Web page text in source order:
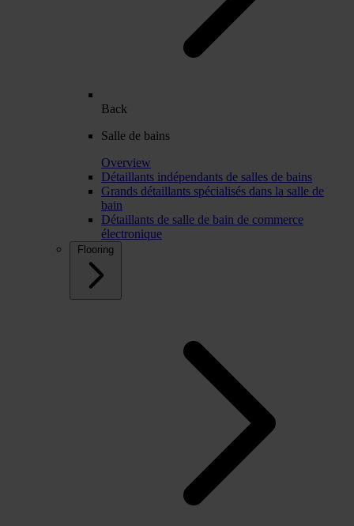
Back
Salle de bains
Overview
Détaillants indépendants de salles de bains
Grands détaillants spécialisés dans la salle de
bain
Détaillants de salle de bain de commerce
électronique
Flooring